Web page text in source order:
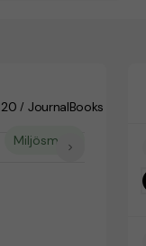
/ JournalBooks
Miljösmart